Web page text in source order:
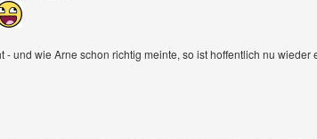
- und wie Arne schon richtig meinte, so ist hoffentlich nu wieder